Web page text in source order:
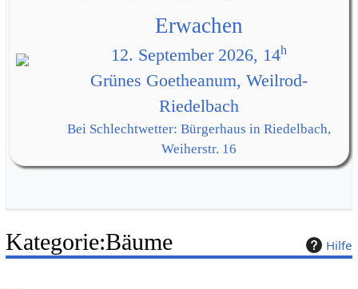
Erwachen
12. September 2026, 14h
Grünes Goetheanum, Weilrod-
Riedelbach
Bei Schlechtwetter: Bürgerhaus in Riedelbach,
Weiherstr. 16
Hilfe
Kategorie:Bäume